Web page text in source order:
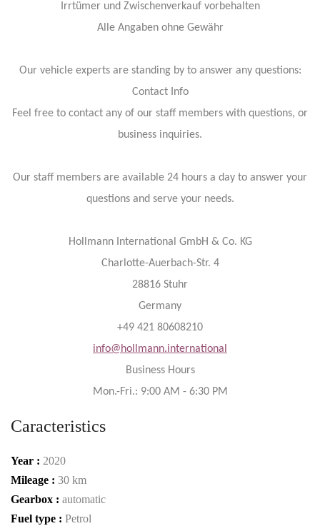
Irrtümer und Zwischenverkauf vorbehalten
Alle Angaben ohne Gewähr
Our vehicle experts are standing by to answer any questions:
Contact Info
Feel free to contact any of our staff members with questions, or
business inquiries.
Our staff members are available 24 hours a day to answer your
questions and serve your needs.
Hollmann International GmbH & Co. KG
Charlotte-Auerbach-Str. 4
28816 Stuhr
Germany
+49 421 80608210
info@hollmann.international
Business Hours
Mon.-Fri.: 9:00 AM - 6:30 PM
Caracteristics
Year : 2020
Mileage : 30 km
Gearbox : automatic
Fuel type : Petrol